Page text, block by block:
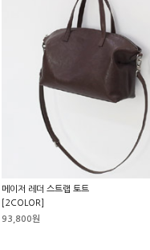
메이저 레더 스트랩 토트
[2COLOR]
93,800원